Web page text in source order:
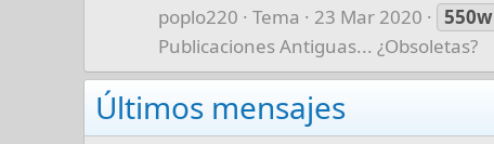
poplo220 Tema 23 Mar 2020 550w
Publicaciones Antiguas... ¿Obsoletas?
Últimos mensajes